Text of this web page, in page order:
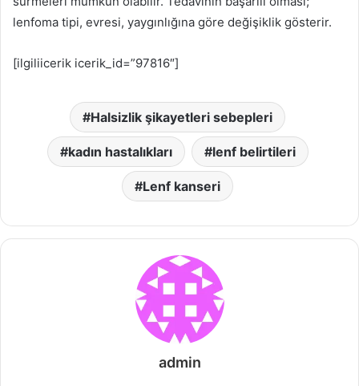
lenfoma tipi, evresi, yaygınlığına göre değişiklik gösterir.
[ilgiliicerik icerik_id=”97816″]
Halsizlik şikayetleri sebepleri
kadın hastalıkları lenf belirtileri
Lenf kanseri
admin